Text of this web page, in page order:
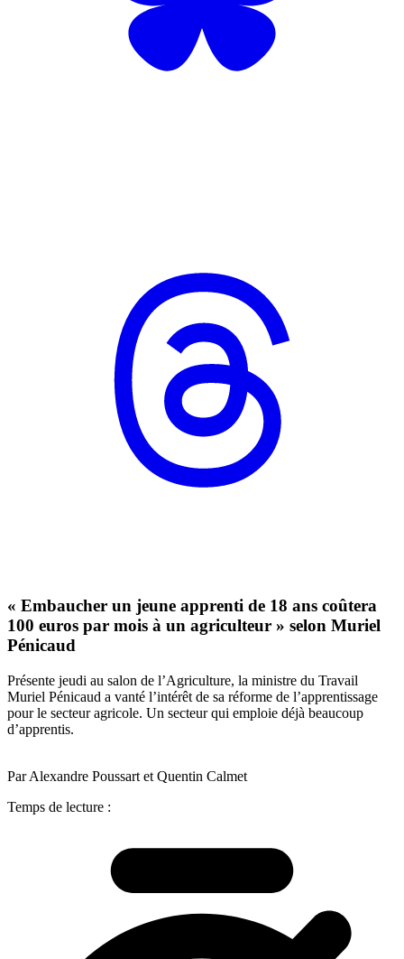
« Embaucher un jeune apprenti de 18 ans coûtera
100 euros par mois à un agriculteur » selon Muriel
Pénicaud
Présente jeudi au salon de l’Agriculture, la ministre du Travail
Muriel Pénicaud a vanté l’intérêt de sa réforme de l’apprentissage
pour le secteur agricole. Un secteur qui emploie déjà beaucoup
d’apprentis.
Par Alexandre Poussart et Quentin Calmet
Temps de lecture :